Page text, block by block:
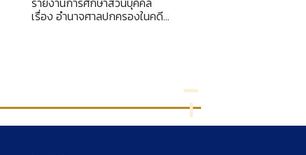
เรื่อง อำนาจศาลปกครองในคดี
122 แห่งพระราชบัญญัติลักษณะ
ปกครองท้องที่พระพุทธศั